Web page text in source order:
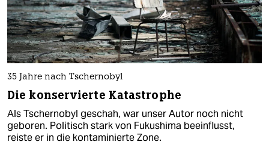
35 Jahre nach Tschernobyl
Die konservierte Katastrophe
Als Tschernobyl geschah, war unser Autor noch nicht
geboren. Politisch stark von Fukushima beeinflusst,
reiste er in die kontaminierte Zone.